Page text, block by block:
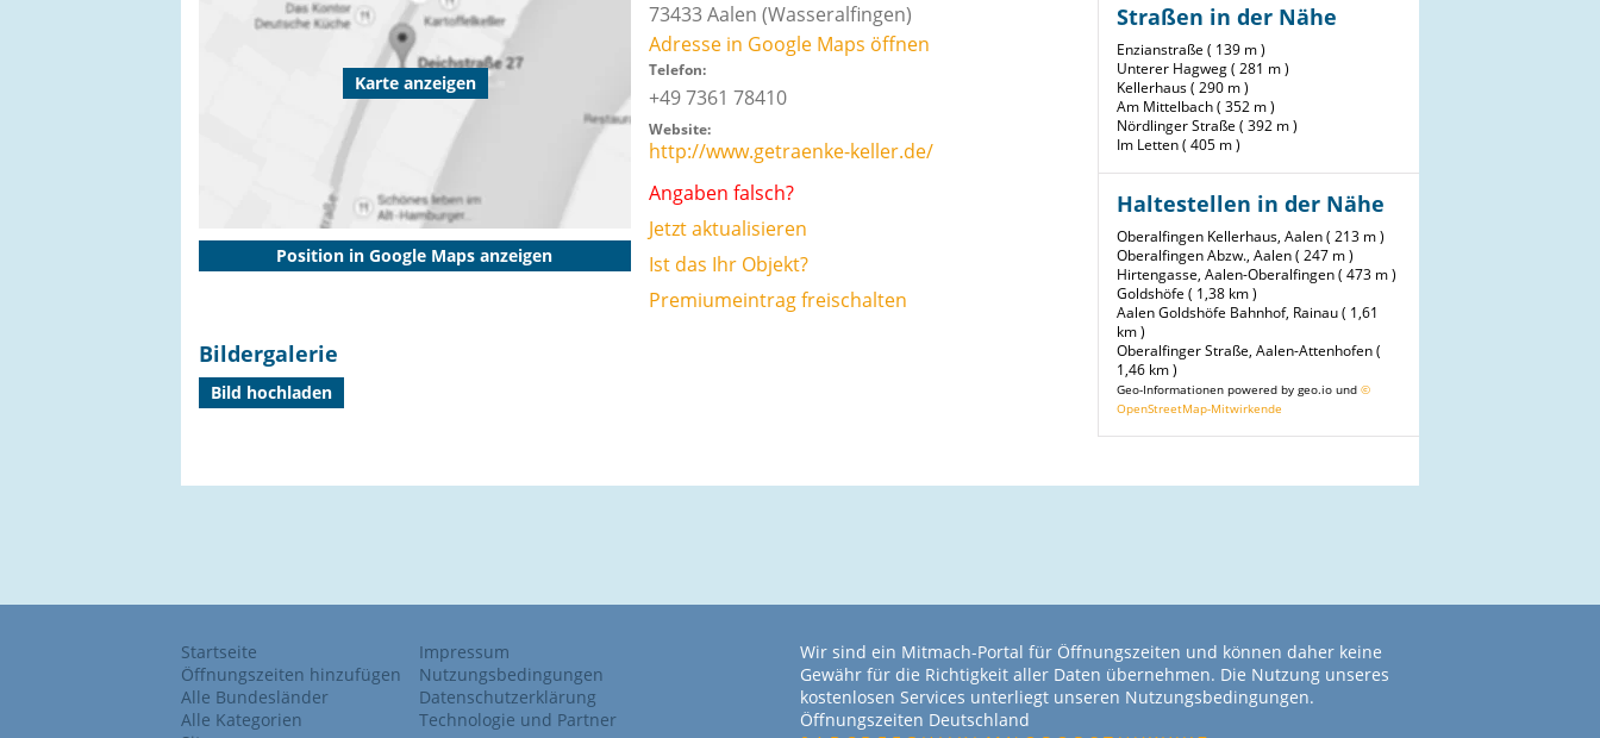
Karte anzeigen
Position in Google Maps anzeigen
73433 Aalen (Wasseralfingen)
Adresse in Google Maps öffnen
Telefon:
+49 7361 78410
Website:
http://www.getraenke-keller.de/
Angaben falsch?
Jetzt aktualisieren
Ist das Ihr Objekt?
Premiumeintrag freischalten
Bildergalerie
Bild hochladen
Straßen in der Nähe
Enzianstraße ( 139 m )
Unterer Hagweg ( 281 m )
Kellerhaus ( 290 m )
Am Mittelbach ( 352 m )
Nördlinger Straße ( 392 m )
Im Letten ( 405 m )
Haltestellen in der Nähe
Oberalfingen Kellerhaus, Aalen ( 213 m )
Oberalfingen Abzw., Aalen ( 247 m )
Hirtengasse, Aalen-Oberalfingen ( 473 m )
Goldshöfe ( 1,38 km )
Aalen Goldshöfe Bahnhof, Rainau ( 1,61
km )
Oberalfinger Straße, Aalen-Attenhofen (
1,46 km )
Geo-Informationen powered by geo.io und ©
OpenStreetMap-Mitwirkende
Startseite
Öffnungszeiten hinzufügen
Alle Bundesländer
Alle Kategorien
Impressum
Nutzungsbedingungen
Datenschutzerklärung
Technologie und Partner
Wir sind ein Mitmach-Portal für Öffnungszeiten und können daher keine
Gewähr für die Richtigkeit aller Daten übernehmen. Die Nutzung unseres
kostenlosen Services unterliegt unseren Nutzungsbedingungen.
Öffnungszeiten Deutschland